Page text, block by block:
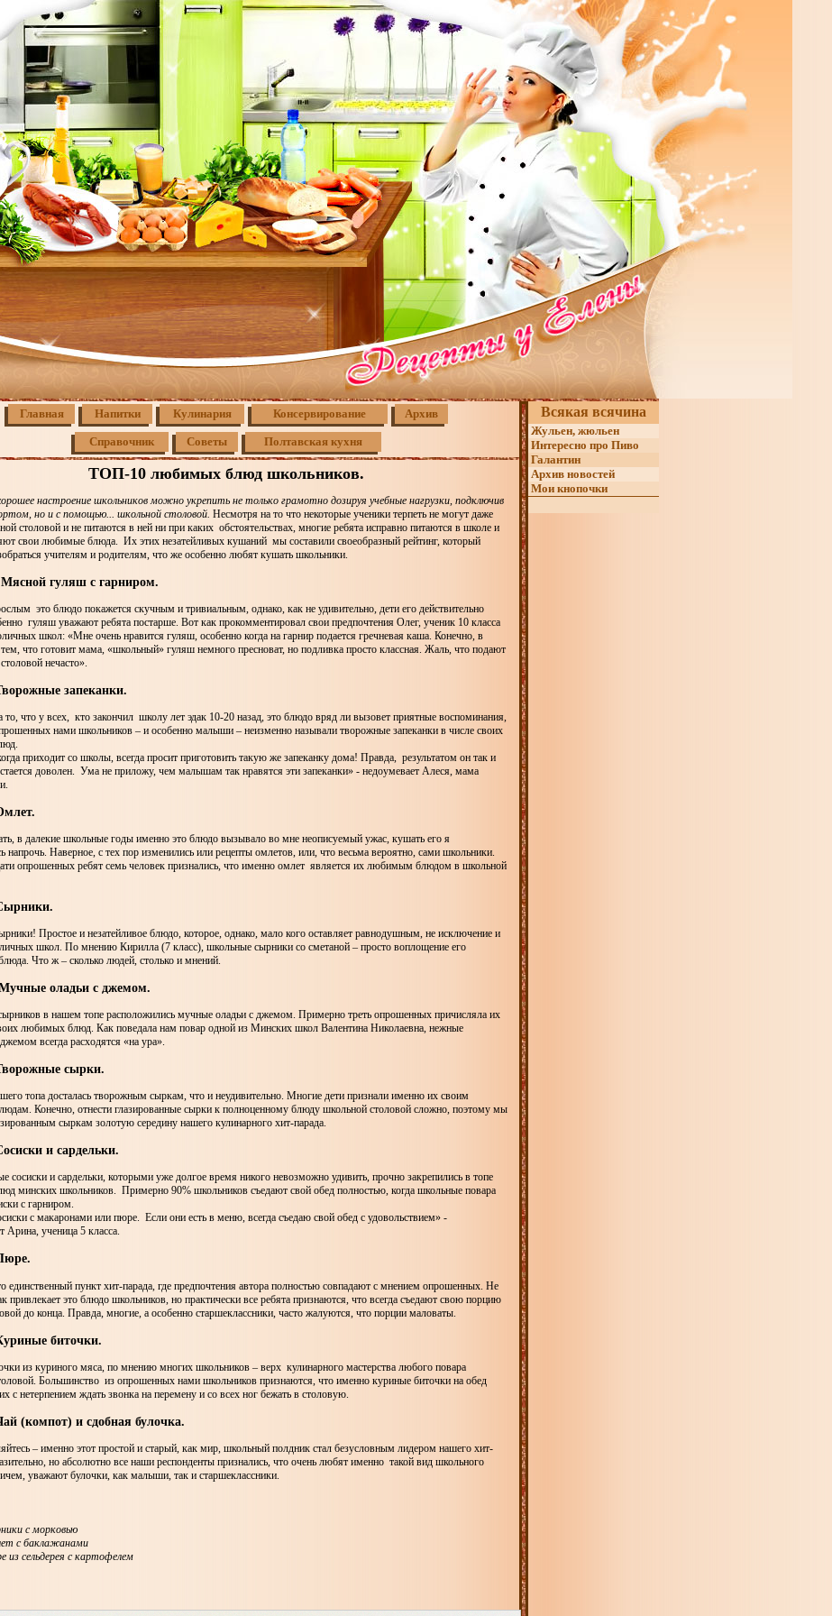
Главная Напитки Кулинария Консервирование Архив
Справочник Советы Полтавская кухня
ТОП-10 любимых блюд школьников.
настроение школьников можно укрепить не только грамотно дозируя учебные нагрузки, подключив
но и с помощью... школьной столовой. Несмотря на то что некоторые ученики терпеть не могут даже
столовой и не питаются в ней ни при каких обстоятельствах, многие ребята исправно питаются в школе и
свои любимые блюда. Их этих незатейливых кушаний мы составили своеобразный рейтинг, который
учителям и родителям, что же особенно любят кушать школьники.
Мясной гуляш с гарниром.
это блюдо покажется скучным и тривиальным, однако, как не удивительно, дети его действительно
гуляш уважают ребята постарше. Вот как прокомментировал свои предпочтения Олег, ученик 10 класса
школ: «Мне очень нравится гуляш, особенно когда на гарнир подается гречневая каша. Конечно, в
тем, что готовит мама, «школьный» гуляш немного пресноват, но подливка просто классная. Жаль, что подают
нечасто».
запеканки.
то, что у всех, кто закончил школу лет эдак 10-20 назад, это блюдо вряд ли вызовет приятные воспоминания,
нами школьников – и особенно малыши – неизменно называли творожные запеканки в числе своих
приходит со школы, всегда просит приготовить такую же запеканку дома! Правда, результатом он так и
доволен. Ума не приложу, чем малышам так нравятся эти запеканки» - недоумевает Алеся, мама
в далекие школьные годы именно это блюдо вызывало во мне неописуемый ужас, кушать его я
напрочь. Наверное, с тех пор изменились или рецепты омлетов, или, что весьма вероятно, сами школьники.
опрошенных ребят семь человек признались, что именно омлет является их любимым блюдом в школьной
Простое и незатейливое блюдо, которое, однако, мало кого оставляет равнодушным, не исключение и
школ. По мнению Кирилла (7 класс), школьные сырники со сметаной – просто воплощение его
Что ж – сколько людей, столько и мнений.
оладьи с джемом.
в нашем топе расположились мучные оладьи с джемом. Примерно треть опрошенных причисляла их
любимых блюд. Как поведала нам повар одной из Минских школ Валентина Николаевна, нежные
всегда расходятся «на ура».
сырки.
топа досталась творожным сыркам, что и неудивительно. Многие дети признали именно их своим
Конечно, отнести глазированные сырки к полноценному блюду школьной столовой сложно, поэтому мы
сыркам золотую середину нашего кулинарного хит-парада.
и сардельки.
сосиски и сардельки, которыми уже долгое время никого невозможно удивить, прочно закрепились в топе
минских школьников. Примерно 90% школьников съедают свой обед полностью, когда школьные повара
с гарниром.
с макаронами или пюре. Если они есть в меню, всегда съедаю свой обед с удовольствием» -
Арина, ученица 5 класса.
единственный пункт хит-парада, где предпочтения автора полностью совпадают с мнением опрошенных. Не
привлекает это блюдо школьников, но практически все ребята признаются, что всегда съедают свою порцию
до конца. Правда, многие, а особенно старшеклассники, часто жалуются, что порции маловаты.
биточки.
из куриного мяса, по мнению многих школьников – верх кулинарного мастерства любого повара
Большинство из опрошенных нами школьников признаются, что именно куриные биточки на обед
с нетерпением ждать звонка на перемену и со всех ног бежать в столовую.
(компот) и сдобная булочка.
– именно этот простой и старый, как мир, школьный полдник стал безусловным лидером нашего хит-
но абсолютно все наши респонденты признались, что очень любят именно такой вид школьного
уважают булочки, как малыши, так и старшеклассники.
с морковью
с баклажанами
из сельдерея с картофелем
Всякая всячина
Жульен, жюльен
Интересно про Пиво
Галантин
Архив новостей
Мои кнопочки